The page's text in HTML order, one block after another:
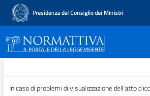
Presidenza del Consiglio dei Ministri
Normattiva - Il
In caso di problemi di visualizzazione dell’atto